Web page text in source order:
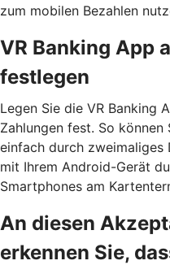
zum mobilen Bezahlen
VR Banking App
festlegen
Legen Sie die VR Banking
Zahlungen fest. So
einfach durch
mit Ihrem Android-Gerät
Smartphones am
An diesen
erkennen Sie,